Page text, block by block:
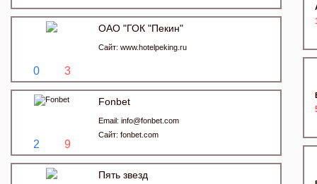
0 3
ОАО "ГОК "Пекин"
Сайт: www.hotelpeking.ru
2 9
Fonbet
Email: info@fonbet.com
Сайт: fonbet.com
Пять звезд